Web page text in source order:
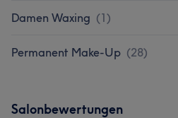
Damen Waxing (1)
Permanent Make-Up (28)
Salonbewertungen